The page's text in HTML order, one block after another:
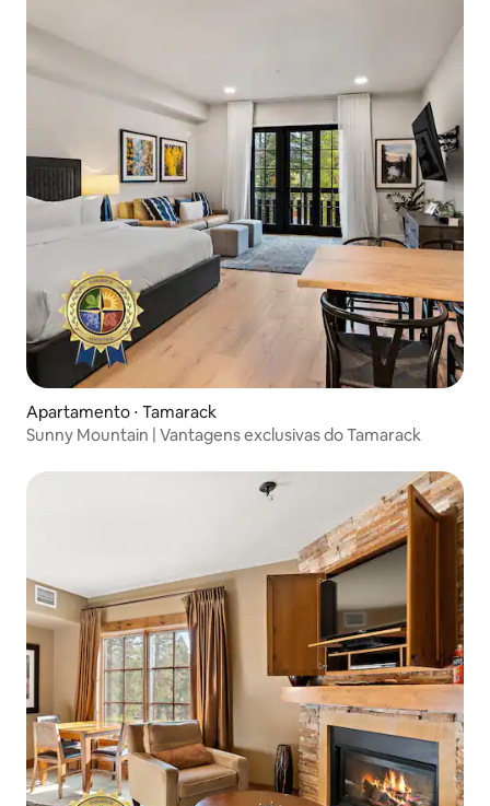
Apartamento ⋅ Tamarack
Sunny Mountain | Vantagens exclusivas do Tamarack